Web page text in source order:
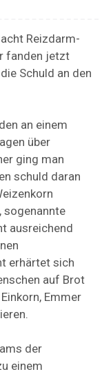
Reizdarm-
fanden jetzt
Schuld an den
an einem
über
ging man
schuld daran
sogenannte
ausreichend
erhärtet sich
auf Brot
Emmer
der
einem